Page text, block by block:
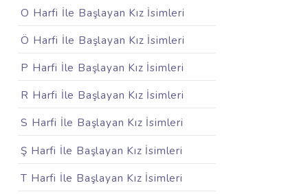
O Harfi İle Başlayan Kız İsimleri
Ö Harfi İle Başlayan Kız İsimleri
P Harfi İle Başlayan Kız İsimleri
R Harfi İle Başlayan Kız İsimleri
S Harfi İle Başlayan Kız İsimleri
Ş Harfi İle Başlayan Kız İsimleri
T Harfi İle Başlayan Kız İsimleri